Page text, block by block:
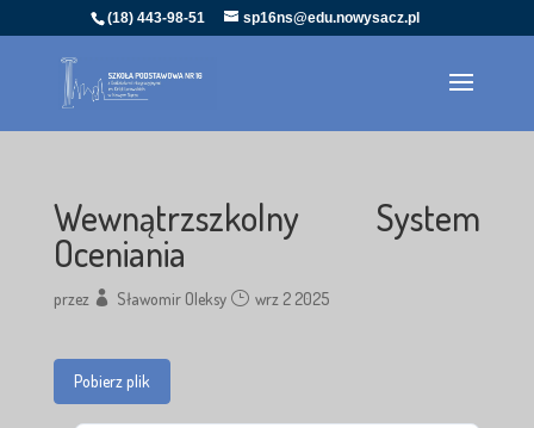
(18) 443-98-51 sp16ns@edu.nowysacz.pl
Wewnątrzszkolny System
Oceniania
przez Sławomir Oleksy wrz 2 2025
Pobierz plik